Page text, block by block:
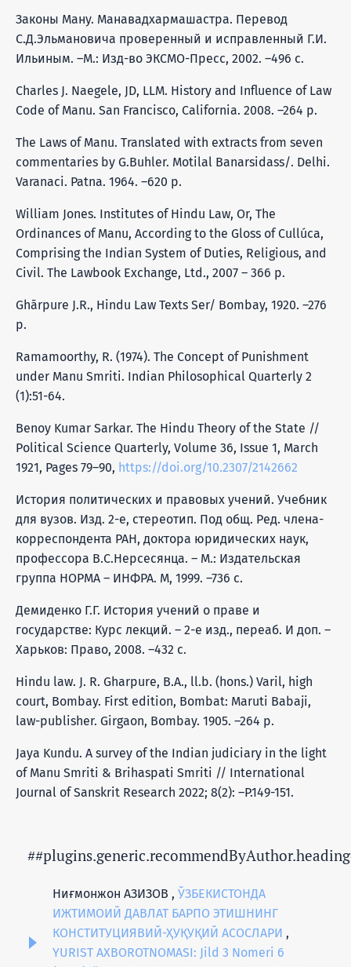
Законы Ману. Манавадхармашастра. Перевод
С.Д.Эльмановича проверенный и исправленный Г.И.
Ильиным. –М.: Изд-во ЭКСМО-Пресс, 2002. –496 с.
Charles J. Naegele, JD, LLM. History and Influence of Law
Code of Manu. San Francisco, California. 2008. –264 p.
The Laws of Manu. Translated with extracts from seven
commentaries by G.Buhler. Motilal Banarsidass/. Delhi.
Varanaci. Patna. 1964. –620 p.
William Jones. Institutes of Hindu Law, Or, The
Ordinances of Manu, According to the Gloss of Cullúca,
Comprising the Indian System of Duties, Religious, and
Civil. The Lawbook Exchange, Ltd., 2007 – 366 p.
Ghārpure J.R., Hindu Law Texts Ser/ Bombay, 1920. –276
p.
Ramamoorthy, R. (1974). The Concept of Punishment
under Manu Smriti. Indian Philosophical Quarterly 2
(1):51-64.
Benoy Kumar Sarkar. The Hindu Theory of the State //
Political Science Quarterly, Volume 36, Issue 1, March
1921, Pages 79–90, https://doi.org/10.2307/2142662
История политических и правовых учений. Учебник
для вузов. Изд. 2-е, стереотип. Под общ. Ред. члена-
корреспондента РАН, доктора юридических наук,
профессора В.С.Нерсесянца. – М.: Издательская
группа НОРМА – ИНФРА. М, 1999. –736 с.
Демиденко Г.Г. История учений о праве и
государстве: Курс лекций. – 2-е изд., переаб. И доп. –
Харьков: Право, 2008. –432 с.
Hindu law. J. R. Gharpure, B.A., ll.b. (hons.) Varil, high
court, Bombay. First edition, Bombat: Maruti Babaji,
law-publisher. Girgaon, Bombay. 1905. –264 p.
Jaya Kundu. A survey of the Indian judiciary in the light
of Manu Smriti & Brihaspati Smriti // International
Journal of Sanskrit Research 2022; 8(2): –P.149-151.
Ниғмонжон АЗИЗОВ , ЎЗБЕКИСТОНДА
ИЖТИМОИЙ ДАВЛАТ БАРПО ЭТИШНИНГ
КОНСТИТУЦИЯВИЙ-ҲУҚУҚИЙ АСОСЛАРИ ,
YURIST AXBOROTNOMASI: Jild 3 Nomeri 6